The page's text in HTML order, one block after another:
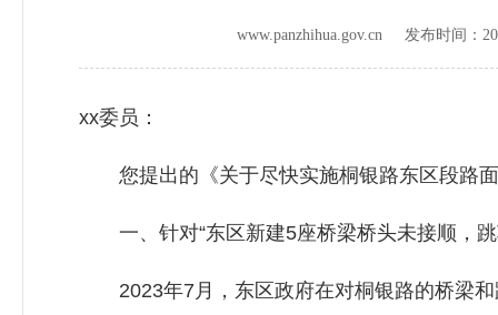
www.panzhihua.gov.cn 发布时间：
xx委员：
您提出的《关于尽快实施桐银路东区段路面
一、针对“东区新建5座桥梁桥头未接顺，跳
2023年7月，东区政府在对桐银路的桥梁和